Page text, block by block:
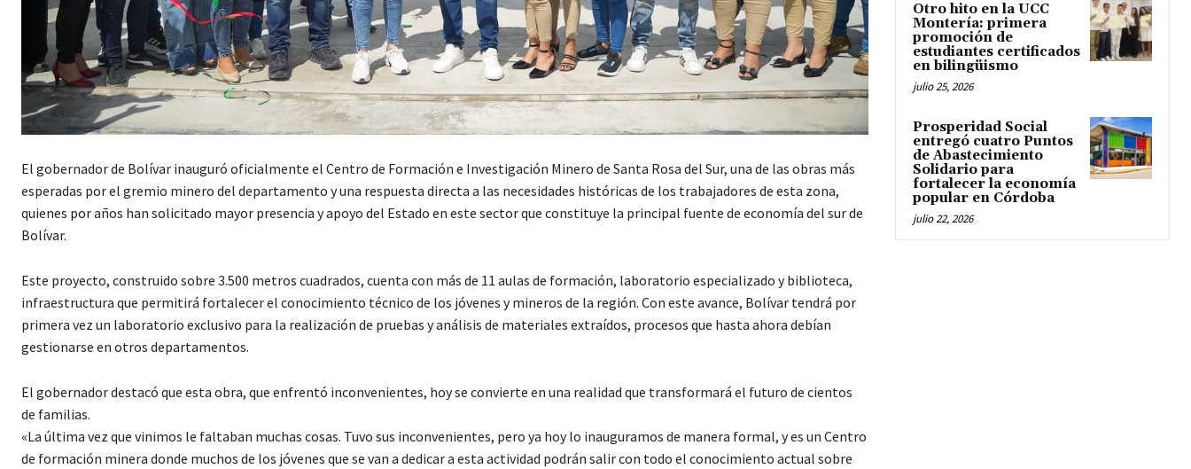
El gobernador de Bolívar inauguró oficialmente el Centro de Formación e Investigación Minero de Santa Rosa del Sur, una de las obras más
esperadas por el gremio minero del departamento y una respuesta directa a las necesidades históricas de los trabajadores de esta zona,
quienes por años han solicitado mayor presencia y apoyo del Estado en este sector que constituye la principal fuente de economía del sur de
Bolívar.
Este proyecto, construido sobre 3.500 metros cuadrados, cuenta con más de 11 aulas de formación, laboratorio especializado y biblioteca,
infraestructura que permitirá fortalecer el conocimiento técnico de los jóvenes y mineros de la región. Con este avance, Bolívar tendrá por
primera vez un laboratorio exclusivo para la realización de pruebas y análisis de materiales extraídos, procesos que hasta ahora debían
gestionarse en otros departamentos.
El gobernador destacó que esta obra, que enfrentó inconvenientes, hoy se convierte en una realidad que transformará el futuro de cientos
de familias.
«La última vez que vinimos le faltaban muchas cosas. Tuvo sus inconvenientes, pero ya hoy lo inauguramos de manera formal, y es un Centro
de formación minera donde muchos de los jóvenes que se van a dedicar a esta actividad podrán salir con todo el conocimiento actual sobre
Otro hito en la UCC
Montería: primera
promoción de
estudiantes certificados
en bilingüismo
julio 25, 2026
Prosperidad Social
entregó cuatro Puntos
de Abastecimiento
Solidario para
fortalecer la economía
popular en Córdoba
julio 22, 2026